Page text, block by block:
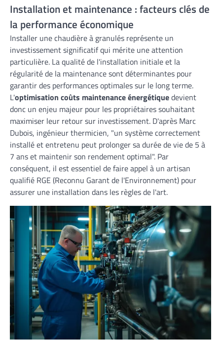
Installation et maintenance : facteurs clés de
la performance économique
Installer une chaudière à granulés représente un
investissement significatif qui mérite une attention
particulière. La qualité de l'installation initiale et la
régularité de la maintenance sont déterminantes pour
garantir des performances optimales sur le long terme.
L'optimisation coûts maintenance énergétiquedevient
donc un enjeu majeur pour les propriétaires souhaitant
maximiser leur retour sur investissement. D'après Marc
Dubois, ingénieur thermicien, "un système correctement
installé et entretenu peut prolonger sa durée de vie de 5 à
7 ans et maintenir son rendement optimal". Par
conséquent, il est essentiel de faire appel à un artisan
qualifié RGE (Reconnu Garant de l'Environnement) pour
assurer une installation dans les règles de l'art.